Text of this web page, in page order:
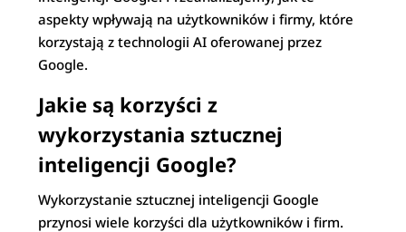
aspekty wpływają na użytkowników i firmy, które
korzystają z technologii AI oferowanej przez
Google.
Jakie są korzyści z
wykorzystania sztucznej
inteligencji Google?
Wykorzystanie sztucznej inteligencji Google
przynosi wiele korzyści dla użytkowników i firm.